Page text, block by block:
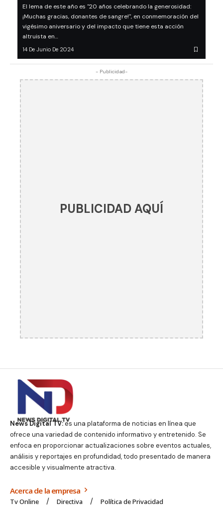
El lema de este año es "20 años celebrando la generosidad:
¡Muchas gracias, donantes de sangre!", en conmemoración del
vigésimo aniversario y del impacto que tiene esta acción
altruista en…
14 De Junio De 2024
- Publicidad-
PUBLICIDAD AQUÍ
News Digital TV:es una plataforma de noticias en línea que
ofrece una variedad de contenido informativo y entretenido. Se
enfoca en proporcionar actualizaciones sobre eventos actuales,
análisis y reportajes en profundidad, todo presentado de manera
accesible y visualmente atractiva.
Acerca de la empresa
Tv Online Directiva Política de Privacidad